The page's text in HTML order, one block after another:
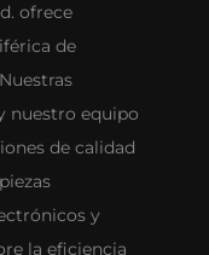
ofrece
de
nuestro equipo
de calidad
y
la eficiencia